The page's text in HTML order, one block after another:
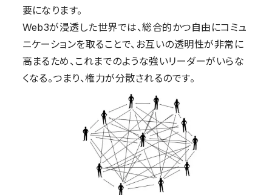
要になります。
Web3が浸透した世界では、総合的かつ自由にコミュ
ニケーションを取ることで、お互いの透明性が非常に
高まるため、これまでのような強いリーダーがいらな
くなる。つまり、権力が分散されるのです。